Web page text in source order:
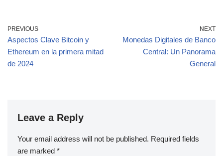
PREVIOUS
Aspectos Clave Bitcoin y
Ethereum en la primera mitad
de 2024
NEXT
Monedas Digitales de Banco
Central: Un Panorama
General
Leave a Reply
Your email address will not be published. Required fields
are marked *